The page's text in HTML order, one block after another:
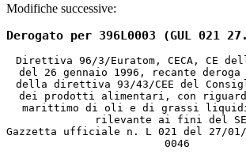
Modifiche successive:
Derogato per 396L0003 (GUL 021
Direttiva 96/3/Euratom, CECA, CE
del 26 gennaio 1996, recante deroga
della direttiva 93/43/CEE del
dei prodotti alimentari, con
marittimo di oli e di grassi
rilevante ai fini del
Gazzetta ufficiale n. L 021 del 27/01/
0046